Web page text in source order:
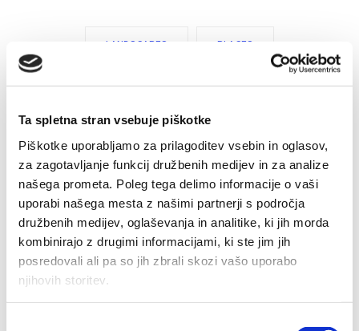
Ta spletna stran vsebuje piškotke
Piškotke uporabljamo za prilagoditev vsebin in oglasov,
za zagotavljanje funkcij družbenih medijev in za analize
našega prometa. Poleg tega delimo informacije o vaši
uporabi našega mesta z našimi partnerji s področja
družbenih medijev, oglaševanja in analitike, ki jih morda
kombinirajo z drugimi informacijami, ki ste jim jih
posredovali ali pa so jih zbrali skozi vašo uporabo
njihovih storitev.
LANDSCAPES PLACES
OSEBNO PSIHOSOCIALNO SVETOVANJE